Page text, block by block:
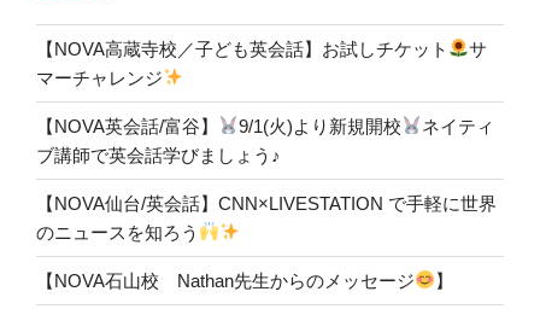
【NOVA高蔵寺校／子ども英会話】お試しチケット
サ
マーチャレンジ
【NOVA英会話/富谷】 9/1(火)より新規開校
ネイティ
ブ講師で英会話学びましょう♪
【NOVA仙台/英会話】CNN×LIVESTATION で手軽に世界
のニュースを知ろう
【NOVA石山校 Nathan先生からのメッセージ 】